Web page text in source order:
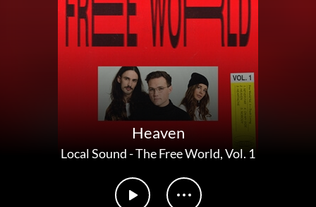
Heaven
Local Sound-The Free World, Vol. 1